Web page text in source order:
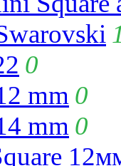
0
mm 0
mm 0